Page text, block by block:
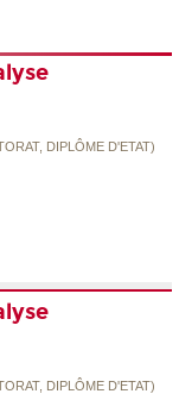
DIPLÔME D'ETAT)
DIPLÔME D'ETAT)